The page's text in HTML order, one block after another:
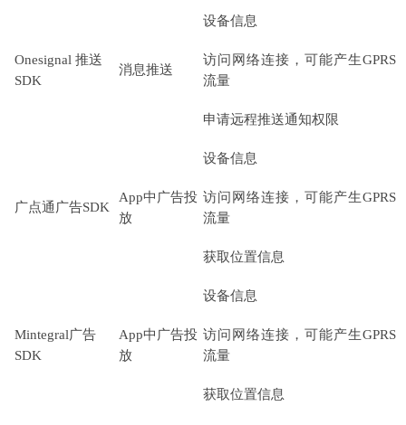
Onesignal 推送
SDK
消息推送
设备信息
访问网络连接，可能产生GPRS
流量
申请远程推送通知权限
广点通广告SDK
App中广告投
放
设备信息
访问网络连接，可能产生GPRS
流量
获取位置信息
Mintegral广告
SDK
App中广告投
放
设备信息
访问网络连接，可能产生GPRS
流量
获取位置信息